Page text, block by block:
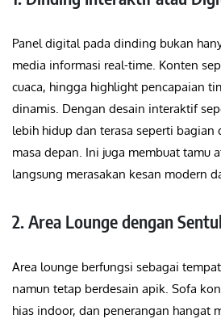
Panel digital pada dinding bukan
media informasi real-time. Konten
cuaca, hingga highlight pencapaian
dinamis. Dengan desain interaktif
lebih hidup dan terasa seperti
masa depan. Ini juga membuat tamu
langsung merasakan kesan modern
2. Area Lounge dengan
Area lounge berfungsi sebagai
namun tetap berdesain apik. Sofa
hias indoor, dan penerangan hangat